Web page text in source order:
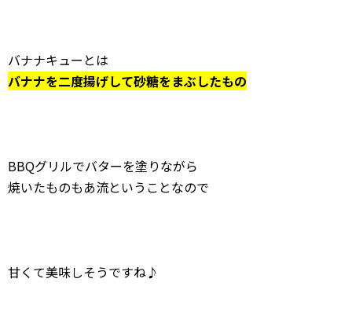
バナナキューとは
バナナを二度揚げして砂糖をまぶしたもの
BBQグリルでバターを塗りながら
焼いたものもあ流ということなので
甘くて美味しそうですね♪